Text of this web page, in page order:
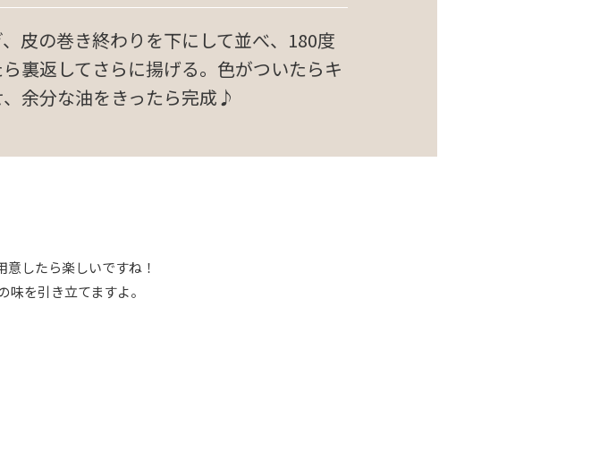
皮の巻き終わりを下にして並べ、180度
裏返してさらに揚げる。色がついたらキ
余分な油をきったら完成♪
したら楽しいですね！
を引き立てますよ。